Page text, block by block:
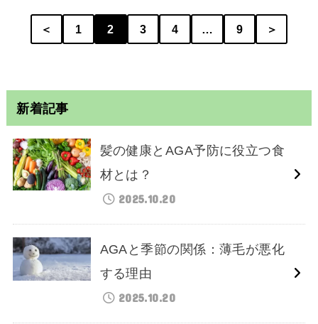
＜ 1 2 3 4 … 9 ＞
新着記事
髪の健康とAGA予防に役立つ食
材とは？
2025.10.20
AGAと季節の関係：薄毛が悪化
する理由
2025.10.20